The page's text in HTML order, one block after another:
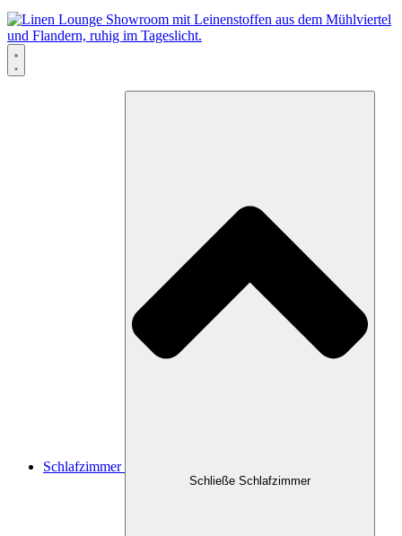
Schlafzimmer
Schließe Schlafzimmer